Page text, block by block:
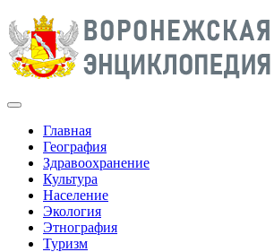
Главная
География
Здравоохранение
Культура
Население
Экология
Этнография
Туризм